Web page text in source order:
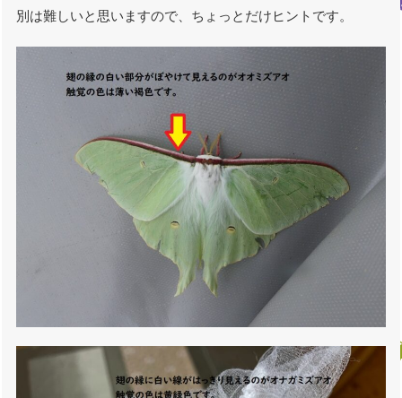
別は難しいと思いますので、ちょっとだけヒントです。